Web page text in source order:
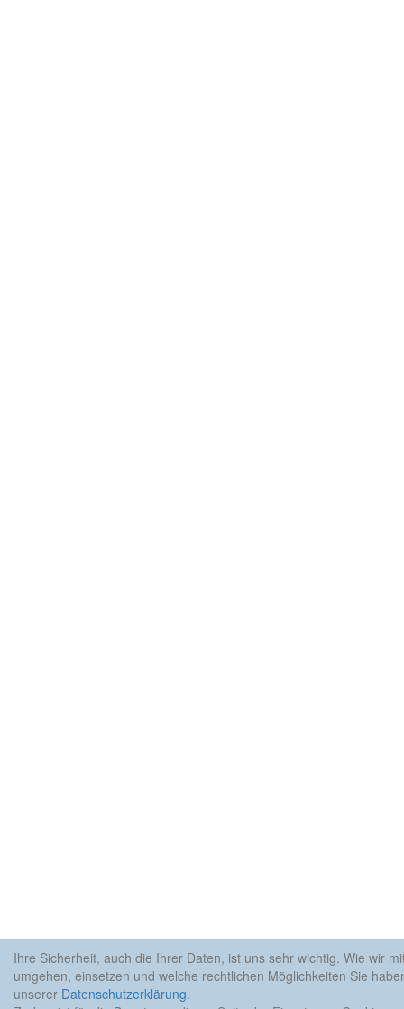
Ihre Sicherheit, auch die Ihrer Daten, ist uns sehr wichtig. Wie wir
umgehen, einsetzen und welche rechtlichen Möglichkeiten Sie
unserer Datenschutzerklärung.